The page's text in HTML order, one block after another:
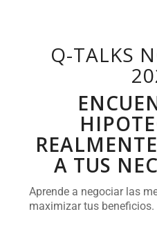
Q-TALKS
A TUS
Aprende a negociar las
maximizar tus beneficios.